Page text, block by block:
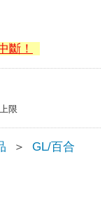
斷！
限
＞ GL/百合